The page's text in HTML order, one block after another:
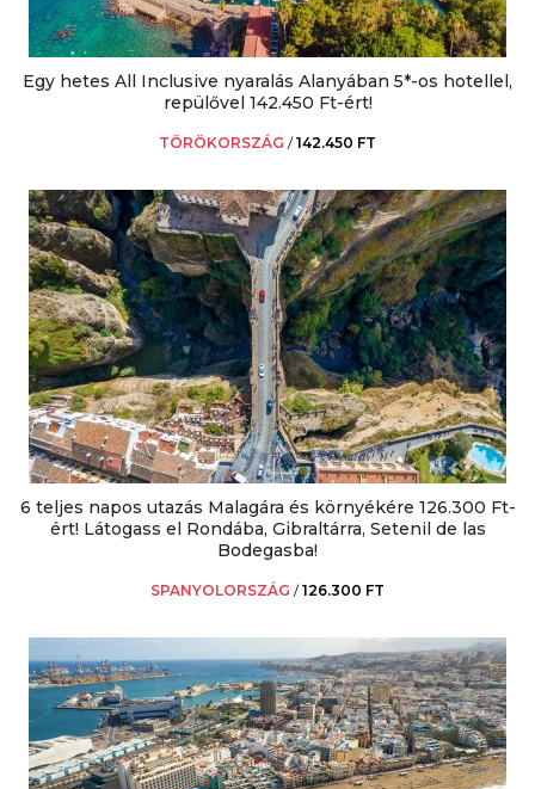
Egy hetes All Inclusive nyaralás Alanyában 5*-os hotellel,
repülővel 142.450 Ft-ért!
TÖRÖKORSZÁG /142.450 FT
6 teljes napos utazás Malagára és környékére 126.300 Ft-
ért! Látogass el Rondába, Gibraltárra, Setenil de las
Bodegasba!
SPANYOLORSZÁG /126.300 FT